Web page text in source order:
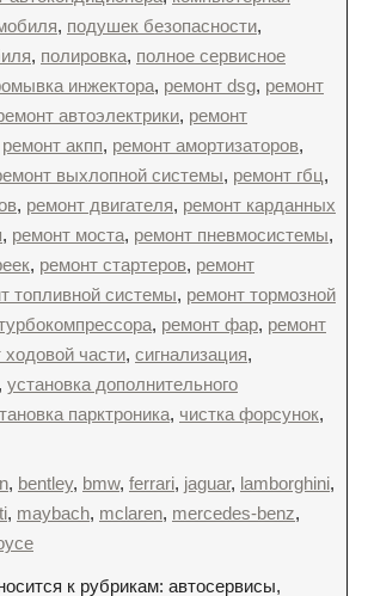
, подушек безопасности,
, полировка, полное сервисное
инжектора, ремонт dsg, ремонт
автоэлектрики, ремонт
ремонт акпп, ремонт амортизаторов,
выхлопной системы, ремонт гбц,
, ремонт двигателя, ремонт карданных
, ремонт моста, ремонт пневмосистемы,
, ремонт стартеров, ремонт
топливной системы, ремонт тормозной
, ремонт фар, ремонт
ходовой части, сигнализация,
, установка дополнительного
парктроника, чистка форсунок,
, bentley, bmw, ferrari, jaguar, lamborghini,
, maybach, mclaren, mercedes-benz,
к рубрикам: автосервисы,